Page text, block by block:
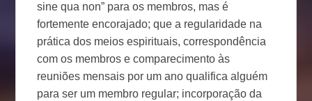
sine qua non” para os membros, mas é
fortemente encorajado; que a regularidade na
prática dos meios espirituais, correspondência
com os membros e comparecimento às
reuniões mensais por um ano qualifica alguém
para ser um membro regular; incorporação da